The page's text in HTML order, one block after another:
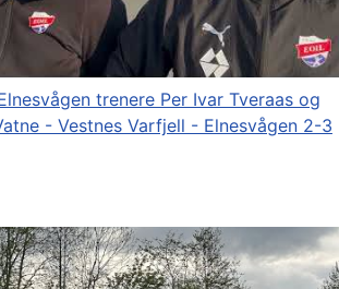
trenere Per Ivar Tveraas og
- Vestnes Varfjell - Elnesvågen 2-3